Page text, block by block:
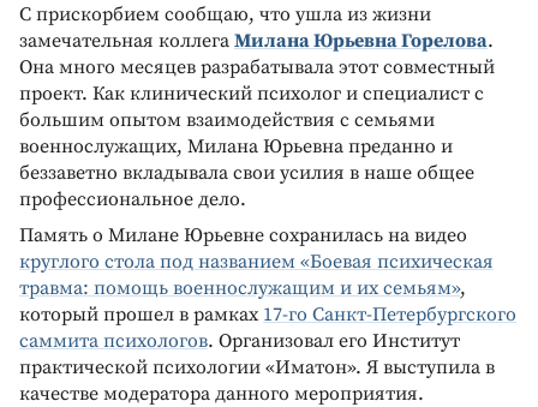
С прискорбием сообщаю, что ушла из жизни
замечательная коллега Милана Юрьевна Горелова.
Она много месяцев разрабатывала этот совместный
проект. Как клинический психолог и специалист с
большим опытом взаимодействия с семьями
военнослужащих, Милана Юрьевна преданно и
беззаветно вкладывала свои усилия в наше общее
профессиональное дело.
Память о Милане Юрьевне сохранилась на видео
круглого стола под названием «Боевая психическая
травма: помощь военнослужащим и их семьям»,
который прошел в рамках 17-го Санкт-Петербургского
саммита психологов. Организовал его Институт
практической психологии «Иматон». Я выступила в
качестве модератора данного мероприятия.